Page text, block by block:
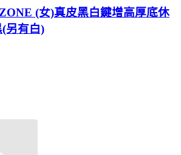
(女)真皮黑白鍵增高厚底休
(另有白)